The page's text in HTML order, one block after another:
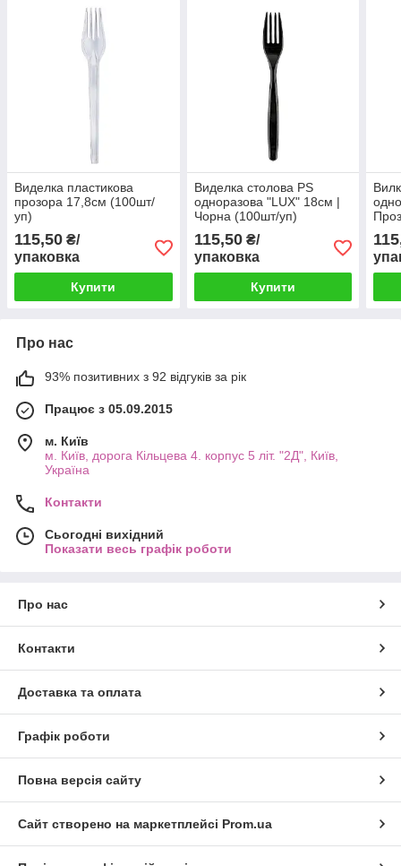
Виделка пластикова
прозора 17,8см (100шт/
уп)
115,50 ₴/
упаковка
Купити
Виделка столова PS
одноразова "LUX" 18см |
Чорна (100шт/уп)
115,50₴/
упаковка
Купити
Про нас
93% позитивних з 92 відгуків за рік
Працює з 05.09.2015
м. Київ
м. Київ, дорога Кільцева 4. корпус 5 літ. "2Д", Київ,
Україна
Контакти
Сьогодні вихідний
Показати весь графік роботи
Про нас
Контакти
Доставка та оплата
Графік роботи
Повна версія сайту
Сайт створено на маркетплейсі Prom.ua